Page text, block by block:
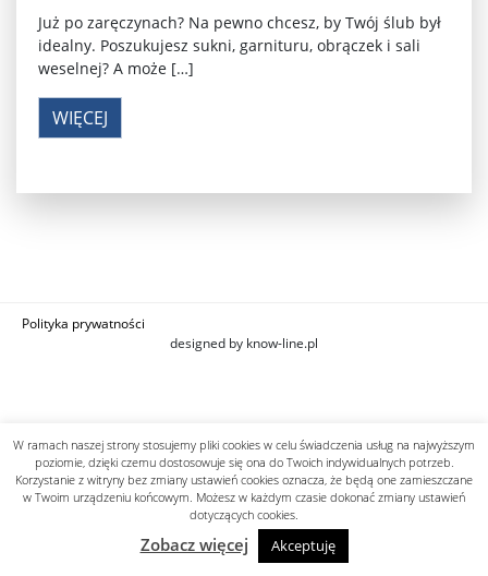
Już po zaręczynach? Na pewno chcesz, by Twój ślub był
idealny. Poszukujesz sukni, garnituru, obrączek i sali
weselnej? A może […]
WIĘCEJ
Polityka prywatności
designed by know-line.pl
W ramach naszej strony stosujemy pliki cookies w celu świadczenia usług na najwyższym
poziomie, dzięki czemu dostosowuje się ona do Twoich indywidualnych potrzeb.
Korzystanie z witryny bez zmiany ustawień cookies oznacza, że będą one zamieszczane
w Twoim urządzeniu końcowym. Możesz w każdym czasie dokonać zmiany ustawień
dotyczących cookies.
Zobacz więcej Akceptuję